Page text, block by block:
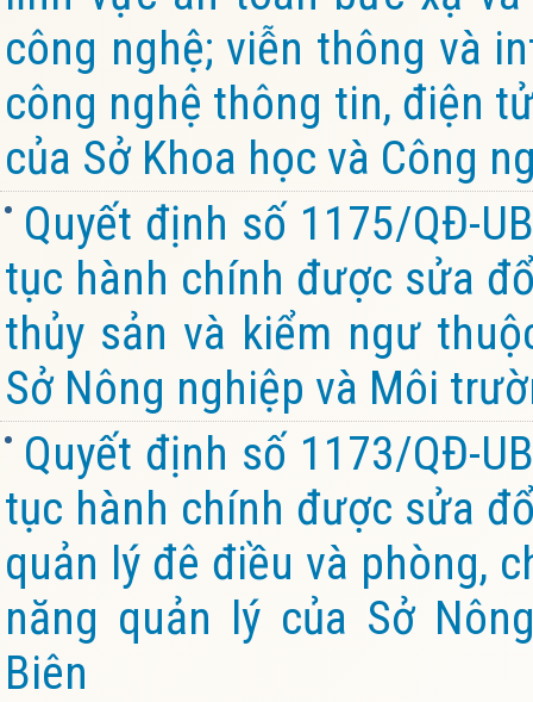
công nghệ; viễn thông và
công nghệ thông tin, điện
của Sở Khoa học và Công
Quyết định số 1175/QĐ-
tục hành chính được sửa
thủy sản và kiểm ngư
Sở Nông nghiệp và Môi
Quyết định số 1173/QĐ-
tục hành chính được sửa
quản lý đê điều và phòng,
năng quản lý của Sở
Biên